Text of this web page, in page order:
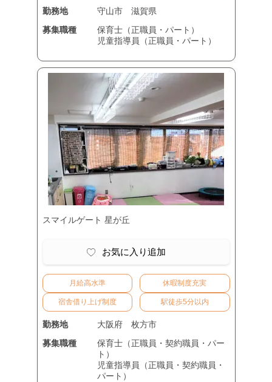
勤務地 守山市
滋賀県
募集職種
保育士（正職員・パート）
児童指導員（正職員・パート）
スマイルゲート 星が丘
お気に入り追加
月給高水準 休暇制度充実
宿舎借り上げ制度 駅徒歩5分以内
勤務地 大阪府
枚方市
募集職種
保育士（正職員・契約職員・パー
ト）
児童指導員（正職員・契約職員・
パート）